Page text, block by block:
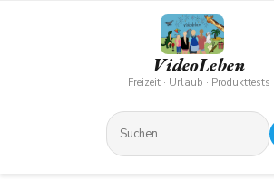
VideoLeben
Freizeit · Urlaub · Produkttests